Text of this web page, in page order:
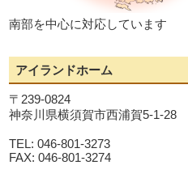
南部を中心に対応しています
アイランドホーム
〒239-0824
神奈川県横須賀市西浦賀5-1-28
TEL: 046-801-3273
FAX: 046-801-3274